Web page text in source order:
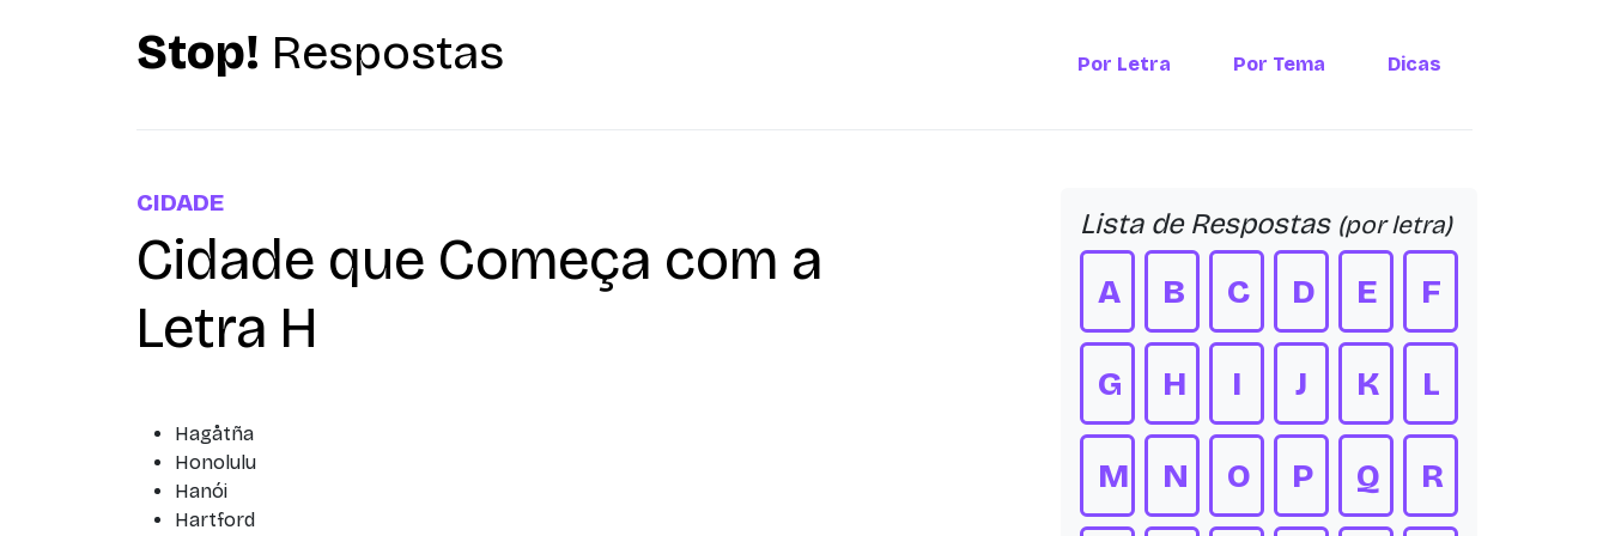
Stop! Respostas Por Letra Por Tema Dicas
CIDADE
Cidade que Começa com a
Letra H
Hagåtña
Honolulu
Hanói
Hartford
Lista de Respostas (por letra)
A B C D E F
G H I J K L
M N O P Q R